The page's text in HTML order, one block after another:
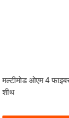
मल्टीमोड ओएम 4
शीथ